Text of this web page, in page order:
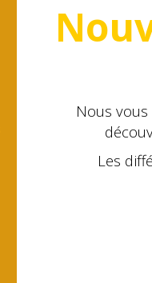
Nous
Les